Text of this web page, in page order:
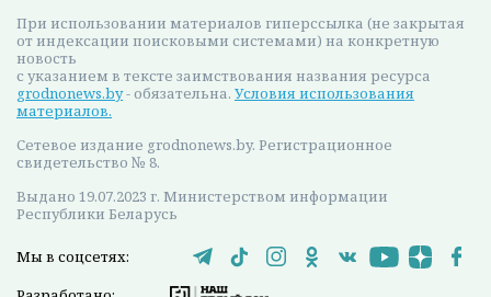
При использовании материалов гиперссылка (не закрытая
от индексации поисковыми системами) на конкретную
новость
с указанием в тексте заимствования названия ресурса
grodnonews.by- обязательна. Условия использования
материалов.
Сетевое издание grodnonews.by. Регистрационное
свидетельство № 8.
Выдано 19.07.2023 г. Министерством информации
Республики Беларусь
Мы в соцсетях: